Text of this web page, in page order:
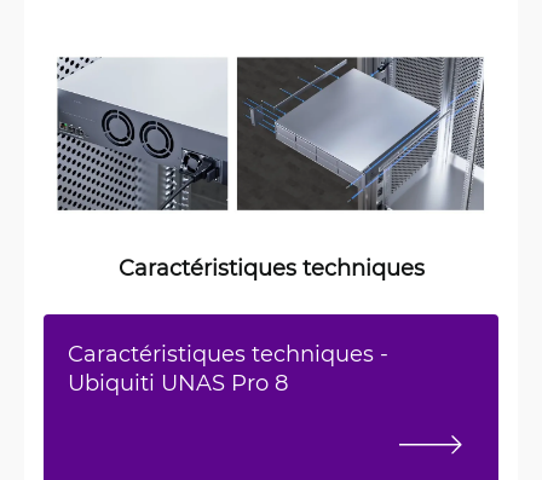
Caractéristiques techniques
Caractéristiques techniques -
Ubiquiti UNAS Pro 8